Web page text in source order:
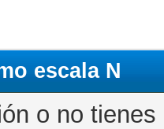
escala N
o no